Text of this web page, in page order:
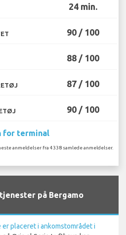
24 min.
90 / 100
88 / 100
87 / 100
90 / 100
for terminal
anmeldelser fra 4338 samlede anmeldelser.
på Bergamo
placeret i ankomstområdet i